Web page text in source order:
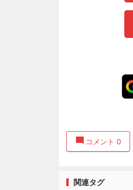
コメント 0
関連タグ